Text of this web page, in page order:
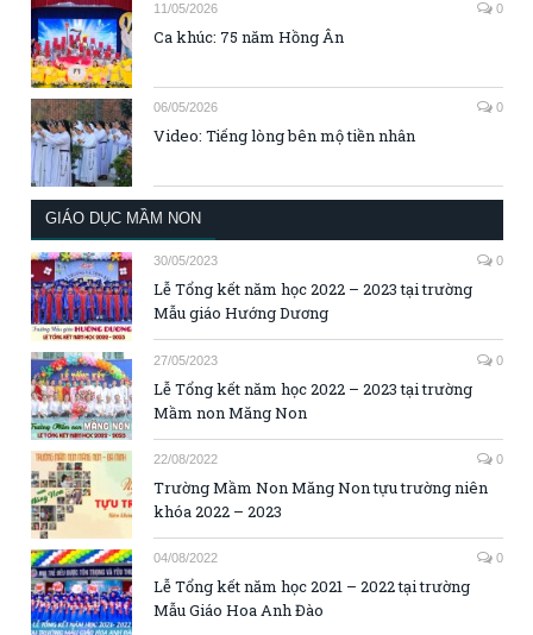
11/05/2026 0
Ca khúc: 75 năm Hồng Ân
06/05/2026 0
Video: Tiếng lòng bên mộ tiền nhân
GIÁO DỤC MẦM NON
30/05/2023 0
Lễ Tổng kết năm học 2022 – 2023 tại trường
Mẫu giáo Hướng Dương
27/05/2023 0
Lễ Tổng kết năm học 2022 – 2023 tại trường
Mầm non Măng Non
22/08/2022 0
Trường Mầm Non Măng Non tựu trường niên
khóa 2022 – 2023
04/08/2022 0
Lễ Tổng kết năm học 2021 – 2022 tại trường
Mẫu Giáo Hoa Anh Đào